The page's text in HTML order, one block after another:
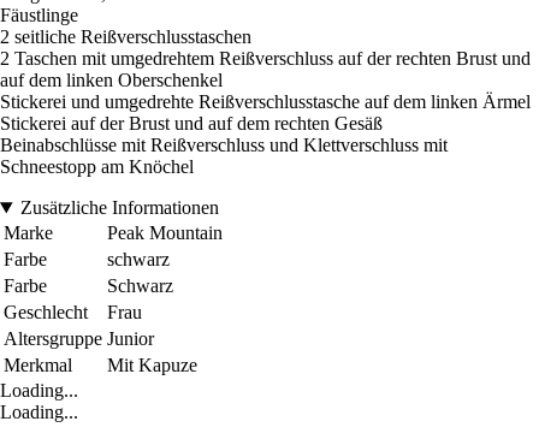
Fäustlinge
2 seitliche Reißverschlusstaschen
2 Taschen mit umgedrehtem Reißverschluss auf der rechten Brust und
auf dem linken Oberschenkel
Stickerei und umgedrehte Reißverschlusstasche auf dem linken Ärmel
Stickerei auf der Brust und auf dem rechten Gesäß
Beinabschlüsse mit Reißverschluss und Klettverschluss mit
Schneestopp am Knöchel
Zusätzliche Informationen
Marke
Peak Mountain
Farbe
schwarz
Farbe
Schwarz
Geschlecht
Frau
Altersgruppe Junior
Merkmal
Mit Kapuze
Loading...
Loading...